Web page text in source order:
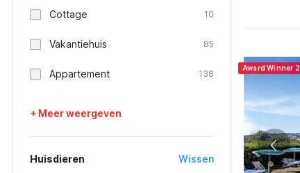
Cottage 10
Vakantiehuis 85
Appartement 138
+ Meer weergeven
Huisdieren Wissen
Award Winner